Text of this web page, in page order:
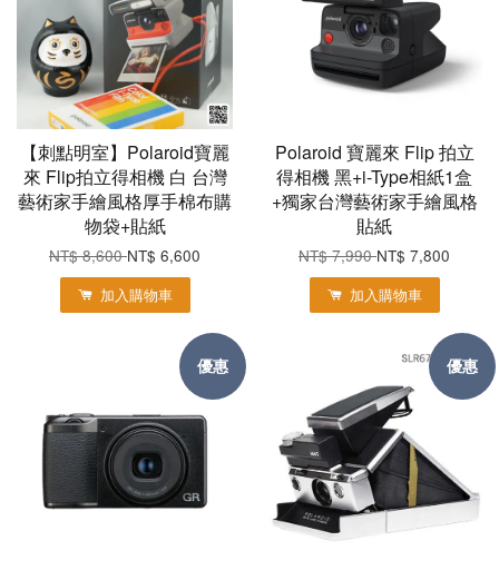
【刺點明室】Polaroid寶麗
來 Flip拍立得相機 白 台灣
藝術家手繪風格厚手棉布購
物袋+貼紙
NT$ 8,600NT$ 6,600
加入購物車
Polaroid 寶麗來 Flip 拍立
得相機 黑+i-Type相紙1盒
+獨家台灣藝術家手繪風格
貼紙
NT$ 7,990NT$ 7,800
加入購物車
優惠 優惠